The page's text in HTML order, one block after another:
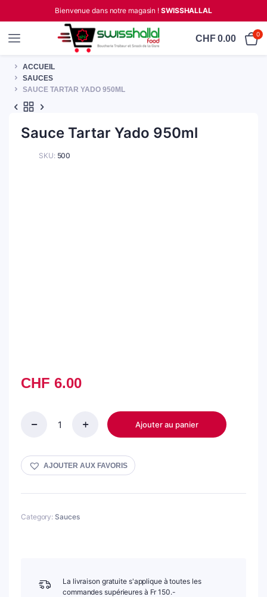
Bienvenue dans notre magasin ! SWISSHALLAL
CHF0.00 0
ACCUEIL
SAUCES
SAUCE TARTAR YADO 950ML
Sauce Tartar Yado 950ml
SKU: 500
CHF 6.00
950ml
quantity
Ajouter au panier
AJOUTER AUX FAVORIS
Category: Sauces
La livraison gratuite s'applique à toutes les
commandes supérieures à Fr 150.-